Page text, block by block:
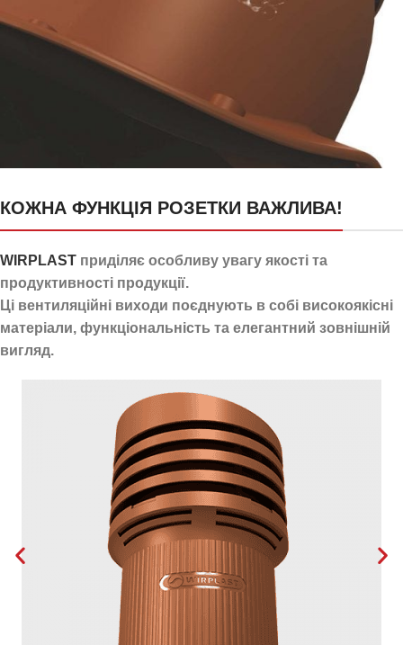
24 канали для відведення
конденсату
КОЖНА ФУНКЦІЯ РОЗЕТКИ ВАЖЛИВА!
WIRPLAST приділяє особливу увагу якості та
продуктивності продукції.
Ці вентиляційні виходи поєднують в собі високоякісні
матеріали, функціональність та елегантний зовнішній
вигляд.